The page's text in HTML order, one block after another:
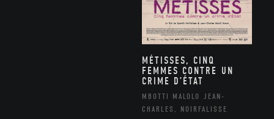
MÉTISSES, CINQ
FEMMES CONTRE UN
CRIME D’ÉTAT
MBOTTI MALOLO JEAN-
CHARLES, NOIRFALISSE